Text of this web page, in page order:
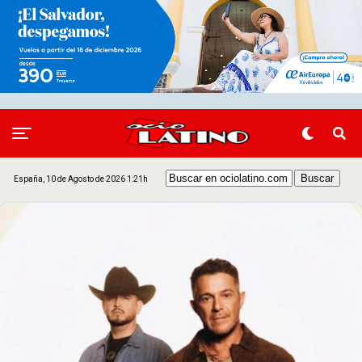
España, 10 de Agosto de 2026 1:21h